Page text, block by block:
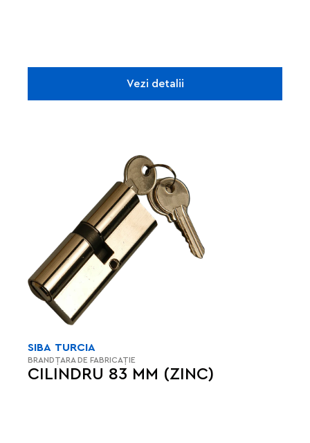
Vezi detalii
CILINDRU 83 MM (ZINC)
SIBA
BRAND
TURCIA
ȚARA DE FABRICAȚIE